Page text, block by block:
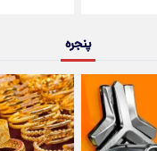
پنجره